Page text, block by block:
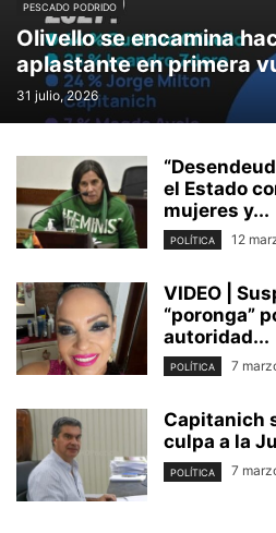
PESCADO PODRIDO
Olivello se encamina
aplastante en primera
31 julio, 2026
el Estado
mujeres y...
POLÍTICA 12
VIDEO |
“poronga”
autoridad...
POLÍTICA 7
Capitanich
culpa a la
POLÍTICA 7